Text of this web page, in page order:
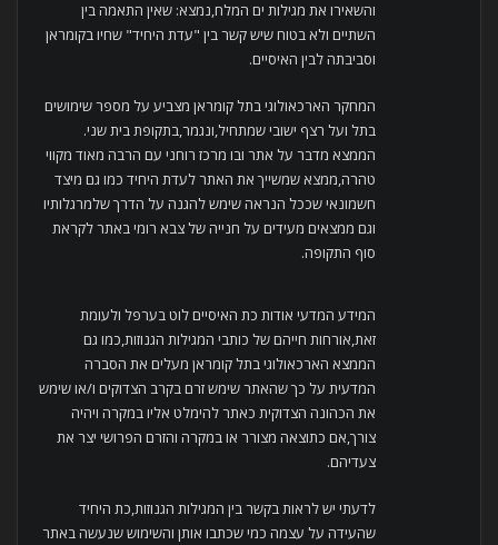
והשאירו את מגילות ים המלח,נמצא: שאין התאמה בין
השתיים ולא בטוח שיש קשר בין "עדת היחיד" שחיו בקומראן
וסביבתה לבין האיסיים.
המחקר הארכאולוגי בתל קומראן מצביע על מספר שימושים
בתל ועל רצף ישובי שמתחיל,ונגמר,בתקופת בית שני.
הממצא מדבר על אתר ובו מרכז רוחני עם הרבה מאוד מקווי
טהרה,ממצא שמשייך את האתר לעדת היחיד כמו גם מיצד
חשמונאי שככל הנראה שימש להגנה על הדרך שלמרגלותיו
וגם ממצאים מעידים על חנייה של צבא רומי באתר לקראת
סוף התקופה.
המידע המדעי אודות כת האיסיים לוט בערפל ולעומת
זאת,אורחות חייהם של כותבי המגילות הגנוזות,כמו גם
הממצא הארכאולוגי בתל קומראן מעלים את הסברה
המדעית על כך שהאתר שימש זרם בקרב הצדוקים ו/או שימש
את הכהונה הצדוקית כאתר להימלט אליו במקרה ויהיה
צורך,אם כתוצאה מצורר או במקרה והזרם הפרושי יצר את
צעדיהם.
לדעתי יש לראות בקשר בין המגילות הגנוזות,כת היחיד
שהעידה על עצמה כמי שכתבו אותן והשימוש שנעשה באתר